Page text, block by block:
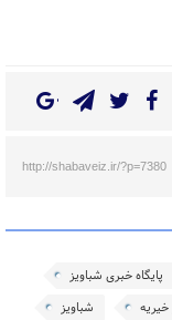
http://shabaveiz.ir/?p=7380
پایگاه خبری شباویز
شباویز